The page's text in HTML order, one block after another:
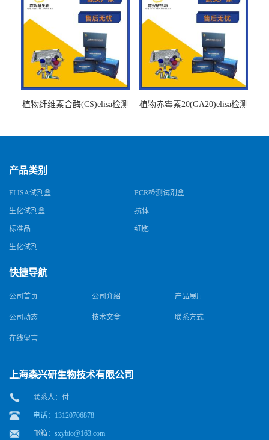
植物纤维素合酶(CS)elisa检测
植物赤霉素20(GA20)elisa检测
产品类别
ELISA试剂盒 PCR检测试剂盒
生化试剂盒 抗体
标准品 细胞
生化试剂
快捷导航
公司首页 公司介绍 产品展厅
公司动态 技术文章 联系方式
在线留言
上海森兴研生物技术有限公司
联系人：付
电话：13120706878
邮箱： sxybio@163.com